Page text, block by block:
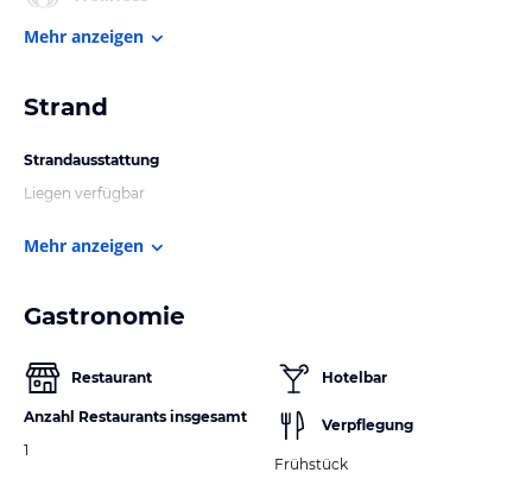
Mehr anzeigen
Strand
Strandausstattung
Liegen verfügbar
Mehr anzeigen
Gastronomie
Restaurant
Anzahl Restaurants insgesamt
1
Hotelbar
Verpflegung
Frühstück